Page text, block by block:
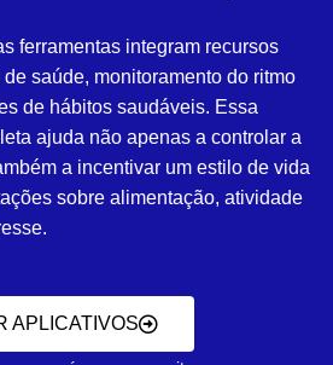
ferramentas integram recursos
saúde, monitoramento do ritmo
de hábitos saudáveis. Essa
ajuda não apenas a controlar a
a incentivar um estilo de vida
sobre alimentação, atividade
APLICATIVOS